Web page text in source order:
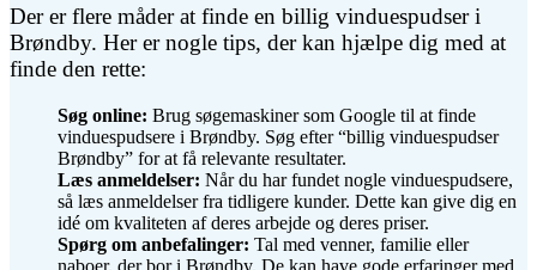
Der er flere måder at finde en billig vinduespudser i
Brøndby. Her er nogle tips, der kan hjælpe dig med at
finde den rette:
Søg online: Brug søgemaskiner som Google til at finde
vinduespudsere i Brøndby. Søg efter “billig vinduespudser
Brøndby” for at få relevante resultater.
Læs anmeldelser: Når du har fundet nogle vinduespudsere,
så læs anmeldelser fra tidligere kunder. Dette kan give dig en
idé om kvaliteten af deres arbejde og deres priser.
Spørg om anbefalinger: Tal med venner, familie eller
naboer, der bor i Brøndby. De kan have gode erfaringer med